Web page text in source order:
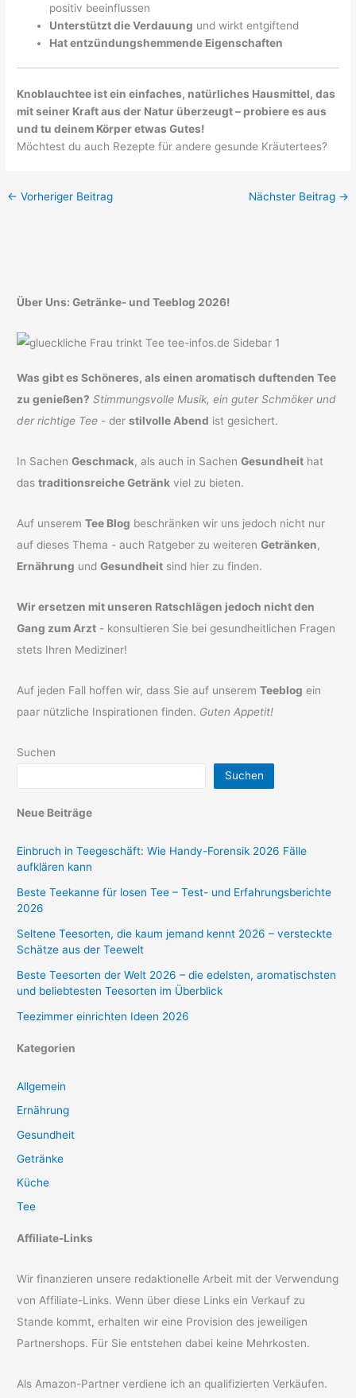
positiv beeinflussen
Unterstützt die Verdauung und wirkt entgiftend
Hat entzündungshemmende Eigenschaften
Knoblauchtee ist ein einfaches, natürliches Hausmittel, das
mit seiner Kraft aus der Natur überzeugt – probiere es aus
und tu deinem Körper etwas Gutes!
Möchtest du auch Rezepte für andere gesunde Kräutertees?
← Vorheriger Beitrag Nächster Beitrag →
Über Uns: Getränke- und Teeblog 2026!
Was gibt es Schöneres, als einen aromatisch duftenden Tee
zu genießen? Stimmungsvolle Musik, ein guter Schmöker und
der richtige Tee - derstilvolle Abend ist gesichert.
In SachenGeschmack, als auch in SachenGesundheit hat
dastraditionsreiche Getränk viel zu bieten.
Auf unseremTee Blog beschränken wir uns jedoch nicht nur
auf dieses Thema - auch Ratgeber zu weiterenGetränken,
Ernährung undGesundheit sind hier zu finden.
Wir ersetzen mit unseren Ratschlägen jedoch nicht den
Gang zum Arzt - konsultieren Sie bei gesundheitlichen Fragen
stets Ihren Mediziner!
Auf jeden Fall hoffen wir, dass Sie auf unseremTeeblog ein
paar nützliche Inspirationen finden. Guten Appetit!
Suchen
Suchen
Neue Beiträge
Einbruch in Teegeschäft: Wie Handy-Forensik 2026 Fälle
aufklären kann
Beste Teekanne für losen Tee – Test- und Erfahrungsberichte
2026
Seltene Teesorten, die kaum jemand kennt 2026 – versteckte
Schätze aus der Teewelt
Beste Teesorten der Welt 2026 – die edelsten, aromatischsten
und beliebtesten Teesorten im Überblick
Teezimmer einrichten Ideen 2026
Kategorien
Allgemein
Ernährung
Gesundheit
Getränke
Küche
Tee
Affiliate-Links
Wir finanzieren unsere redaktionelle Arbeit mit der Verwendung
von Affiliate-Links. Wenn über diese Links ein Verkauf zu
Stande kommt, erhalten wir eine Provision des jeweiligen
Partnershops. Für Sie entstehen dabei keine Mehrkosten.
Als Amazon-Partner verdiene ich an qualifizierten Verkäufen.